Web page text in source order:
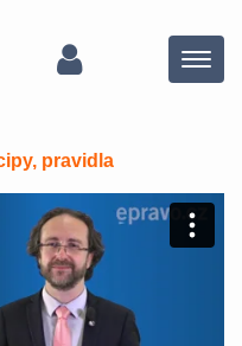
Menu
pravidla